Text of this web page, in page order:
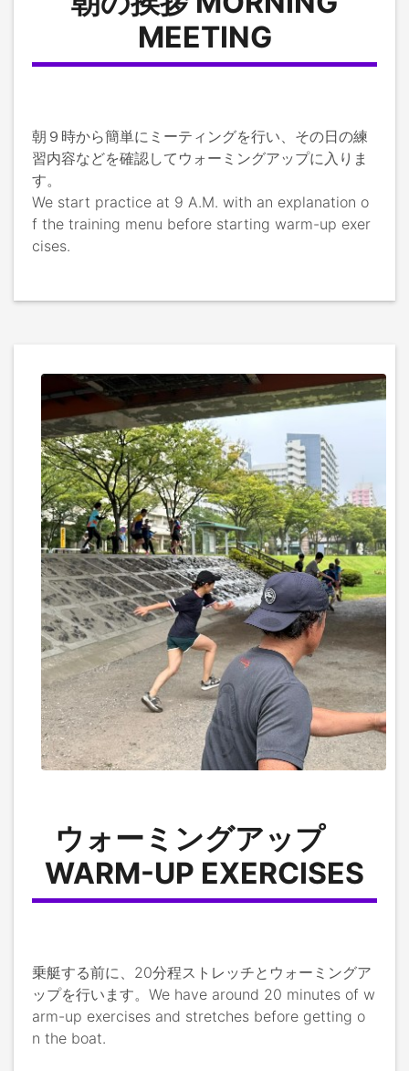
MEETING
朝９時から簡単にミーティングを行い、その日の練
習内容などを確認してウォーミングアップに入りま
す。
We start practice at 9 A.M. with an explanation o
f the training menu before starting warm-up exer
ウォーミングアップ
WARM-UP EXERCISES
乗艇する前に、20分程ストレッチとウォーミングア
ップを行います。We have around 20 minutes of w
arm-up exercises and stretches before getting o
n the boat.